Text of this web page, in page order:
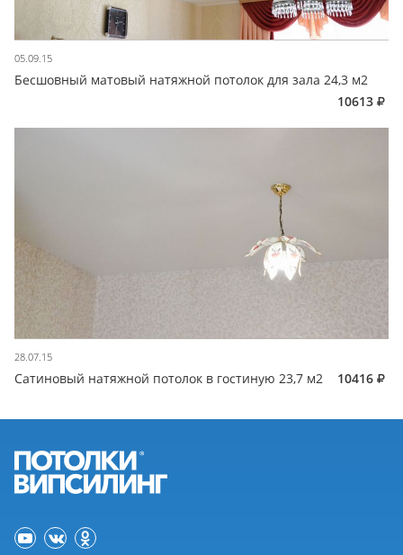
05.09.15
Бесшовный матовый натяжной потолок для зала 24,3 м2
10613
28.07.15
Сатиновый натяжной потолок в гостиную 23,7 м2 10416